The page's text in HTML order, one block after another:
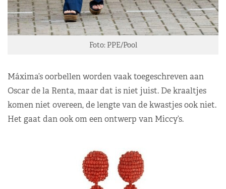
Foto: PPE/Pool
Máxima’s oorbellen worden vaak toegeschreven aan
Oscar de la Renta, maar dat is niet juist. De kraaltjes
komen niet overeen, de lengte van de kwastjes ook niet.
Het gaat dan ook om een ontwerp van Miccy’s.